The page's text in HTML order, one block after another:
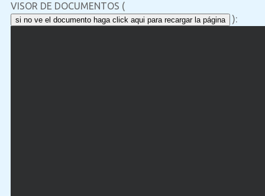
VISOR DE DOCUMENTOS (
si no ve el documento haga click aqui para recargar la página ):